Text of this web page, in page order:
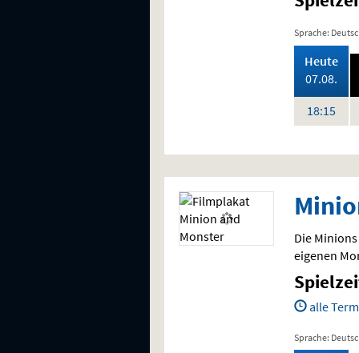
Sprache:
Heute,
07.08.
18:15Uhr
Die
eigenen
alle
Sprache: